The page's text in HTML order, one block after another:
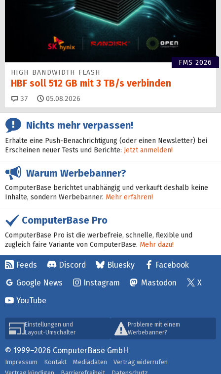
FMS 2026
HIGH BANDWIDTH FLASH
HBF soll 512 GB mit 3 TB/s verbinden
37 Kommentare
05.08.2026
Nichts mehr verpassen!
Erhalte eine Push-Benachrichtigung (oder einen Newsletter) bei
Erscheinen neuer Tests und Berichte: Jetzt anmelden!
Warum Werbebanner?
ComputerBase berichtet unabhängig und verkauft deshalb keine
Inhalte, sondern Werbebanner. Mehr erfahren!
ComputerBase Pro
ComputerBase Pro ist die werbefreie, schnelle, flexible und
zugleich faire Variante von ComputerBase. Mehr dazu!
Feeds Discord Bluesky
Facebook
Google News
Instagram Mastodon
X
YouTube
Einstellungen und
Layout-Umschalter
Probleme mit einem
Werbebanner?
© 1999–2026 ComputerBase GmbH
Impressum Kontakt Mediadaten
Vertrag widerrufen